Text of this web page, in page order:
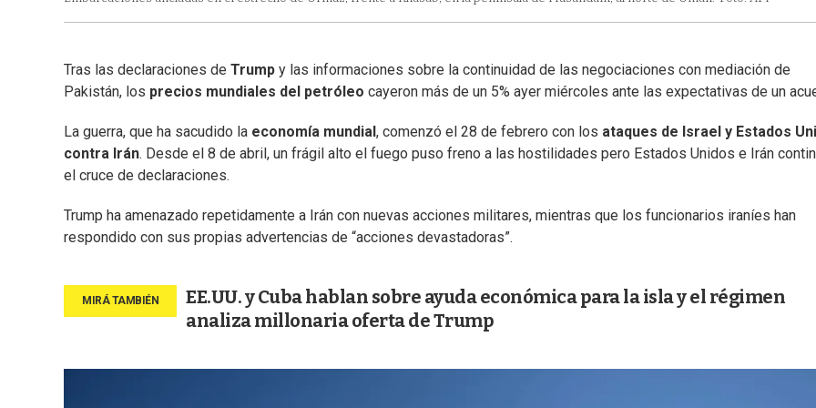
Tras las declaraciones de Trump y las informaciones sobre la continuidad de las negociaciones con mediación de
Pakistán, los precios mundiales del petróleo cayeron más de un 5% ayer miércoles ante las expectativas de un
La guerra, que ha sacudido la economía mundial , comenzó el 28 de febrero con los ataques de Israel y Estados
contra Irán. Desde el 8 de abril, un frágil alto el fuego puso freno a las hostilidades pero Estados Unidos e Irán
el cruce de declaraciones.
Trump ha amenazado repetidamente a Irán con nuevas acciones militares, mientras que los funcionarios iraníes han
respondido con sus propias advertencias de “acciones devastadoras”.
EE.UU. y Cuba hablan sobre ayuda económica para la isla y el régimen
analiza millonaria oferta de Trump